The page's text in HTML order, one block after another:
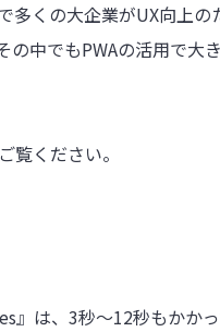
くの大企業がUX向上の
中でもPWAの活用で大
覧ください。
は、3秒～12秒もかか